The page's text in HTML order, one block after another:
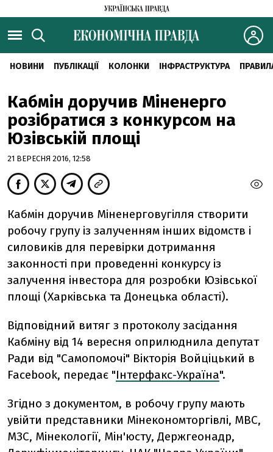
НОВИНИ ПУБЛІКАЦІЇ КОЛОНКИ ІНФРАСТРУКТУРА
Кабмін доручив Міненерго
розібратися з конкурсом на
Юзівській площі
21 ВЕРЕСНЯ 2016, 12:58
Кабмін доручив Міненерговугілля створити
робочу групу із залученням інших відомств і
силовиків для перевірки дотримання
законності при проведенні конкурсу із
залучення інвестора для розробки Юзівської
площі (Харківська та Донецька області).
Відповідний витяг з протоколу засідання
Кабміну від 14 вересня оприлюднила депутат
Ради від "Самопомочі" Вікторія Войціцький в
Facebook, передає "Інтерфакс-Україна".
Згідно з документом, в робочу групу мають
увійти представники Мінекономторгівлі, МВС,
МЗС, Мінекології, Мін'юсту, Держгеонадр,